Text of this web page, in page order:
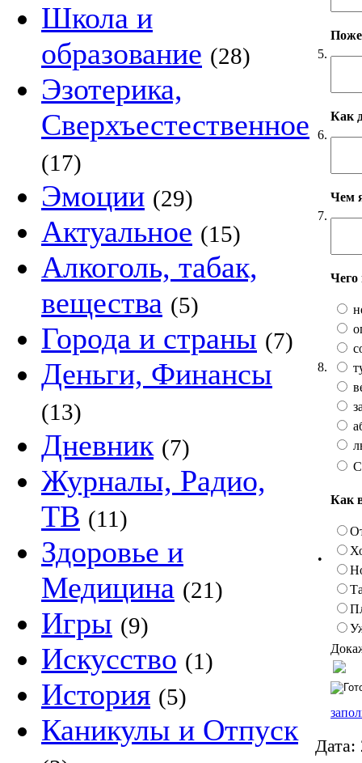
Школа и
образование (28)
Эзотерика,
Сверхъестественное
(17)
Эмоции (29)
Актуальное (15)
Алкоголь, табак,
вещества (5)
Города и страны (7)
Деньги, Финансы
(13)
Дневник (7)
Журналы, Радио,
ТВ (11)
Здоровье и
Медицина (21)
Игры (9)
Искусство (1)
История (5)
Каникулы и Отпуск
5.
6.
Как
7.
Чем
8.
Чего
•
Как
Дата: